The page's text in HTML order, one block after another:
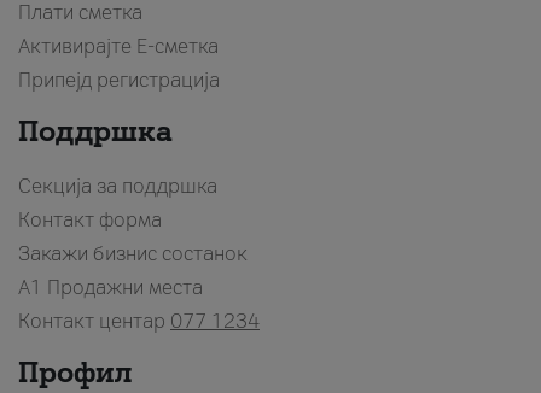
Плати сметка
Активирајте Е-сметка
Припејд регистрација
Поддршка
Секција за поддршка
Контакт форма
Закажи бизнис состанок
A1 Продажни места
Контакт центар 077 1234
Профил